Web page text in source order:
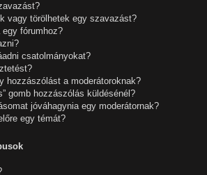
vagy törölhetek egy szavazást?
fórumhoz?
csatolmányokat?
hozzászólást a moderátoroknak?
gomb hozzászólás küldésénél?
jóváhagynia egy moderátornak?
egy témát?